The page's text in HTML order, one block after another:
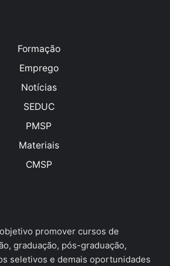
Formação
Emprego
Notícias
SEDUC
PMSP
Materiais
CMSP
promover cursos de
graduação, pós-graduação,
seletivos e demais oportunidades